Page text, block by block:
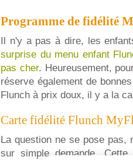
Programme de fidélité
Il n'y a pas à dire, les
surprise du menu enfant
pas cher. Heureusement,
réserve également de
Flunch à prix doux, il y a la
Carte fidélité Flunch
La question ne se pose pas,
sur simple demande.